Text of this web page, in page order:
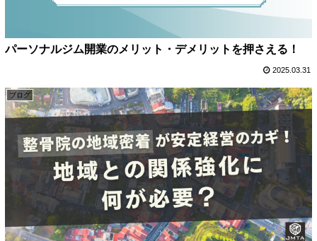
パーソナルジム開業のメリット・デメリットを押さえる！
2025.03.31
ブログ